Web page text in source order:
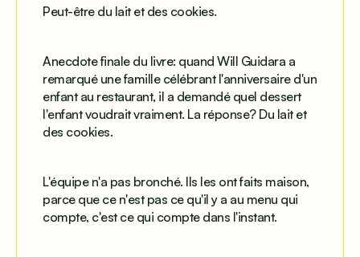
Peut-être du lait et des cookies.
Anecdote finale du livre: quand Will Guidara a
remarqué une famille célébrant l'anniversaire d'un
enfant au restaurant, il a demandé quel dessert
l'enfant voudraitvraiment. La réponse? Du lait et
des cookies.
L'équipe n'a pas bronché. Ils les ont faits maison,
parce que ce n'est pas ce qu'il y a au menu qui
compte, c'est ce qui compte dans l'instant.